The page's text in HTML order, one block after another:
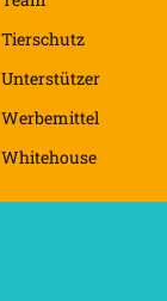
Tierschutz
Unterstützer
Werbemittel
Whitehouse